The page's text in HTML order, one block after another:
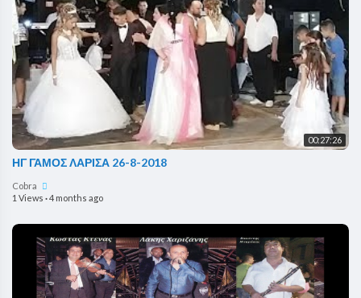
00:27:26
ΗΓ ΓΑΜΟΣ ΛΑΡΙΣΑ 26-8-2018
Cobra
1 Views ·4 months ago